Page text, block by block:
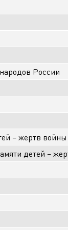
России
– жертв войны
детей –